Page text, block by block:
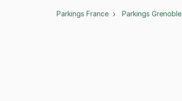
Parkings France Parkings Grenoble